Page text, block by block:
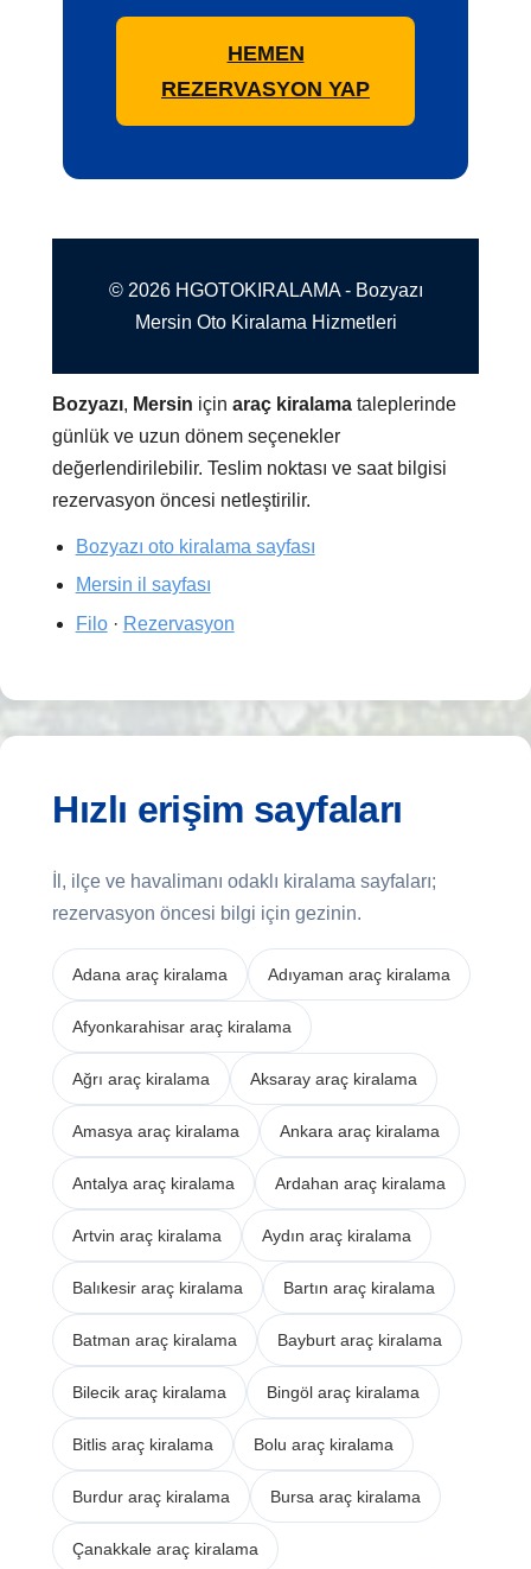
HEMEN
REZERVASYON YAP
© 2026 HGOTOKIRALAMA - Bozyazı
Mersin Oto Kiralama Hizmetleri
Bozyazı, Mersin içinaraç kiralama taleplerinde
günlük ve uzun dönem seçenekler
değerlendirilebilir. Teslim noktası ve saat bilgisi
rezervasyon öncesi netleştirilir.
Bozyazı oto kiralama sayfası
Mersin il sayfası
Filo· Rezervasyon
Hızlı erişim sayfaları
İl, ilçe ve havalimanı odaklı kiralama sayfaları;
rezervasyon öncesi bilgi için gezinin.
Adana araç kiralama Adıyaman araç kiralama
Afyonkarahisar araç kiralama
Ağrı araç kiralama Aksaray araç kiralama
Amasya araç kiralama Ankara araç kiralama
Antalya araç kiralama Ardahan araç kiralama
Artvin araç kiralama Aydın araç kiralama
Balıkesir araç kiralama Bartın araç kiralama
Batman araç kiralama Bayburt araç kiralama
Bilecik araç kiralama Bingöl araç kiralama
Bitlis araç kiralama Bolu araç kiralama
Burdur araç kiralama Bursa araç kiralama
Çanakkale araç kiralama